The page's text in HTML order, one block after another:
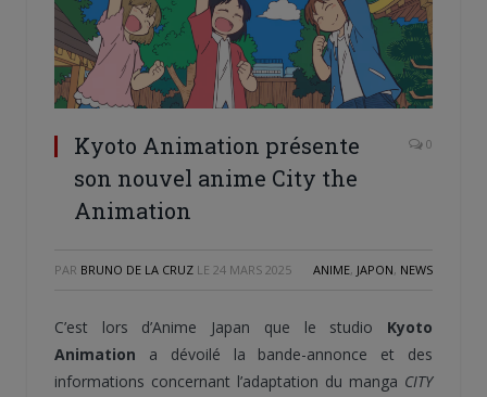
Kyoto Animation présente
son nouvel anime City the
Animation
0
PAR BRUNO DE LA CRUZ LE 24 MARS 2025 ANIME, JAPON, NEWS
C’est lors d’Anime Japan que le studio Kyoto
Animation a dévoilé la bande-annonce et des
informations concernant l’adaptation du manga CITY